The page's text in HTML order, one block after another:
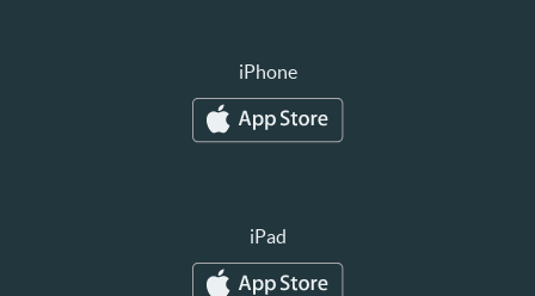
iPhone
iPad